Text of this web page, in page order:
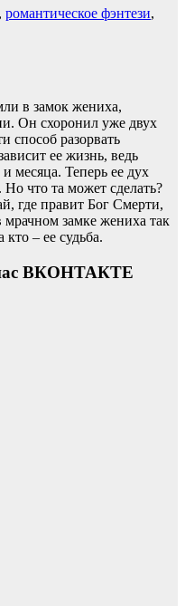
, романтическое фэнтези,
в замок жениха,
Он схоронил уже двух
способ разорвать
ее жизнь, ведь
месяца. Теперь ее дух
что та может сделать?
где правит Бог Смерти,
мрачном замке жениха так
кто – ее судьба.
ВКОНТАКТЕ